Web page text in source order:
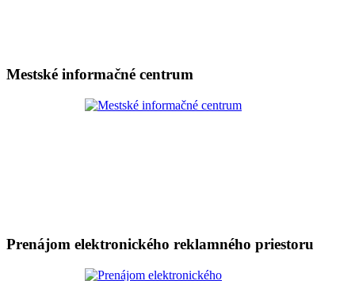
Mestské informačné centrum
Prenájom elektronického reklamného priestoru